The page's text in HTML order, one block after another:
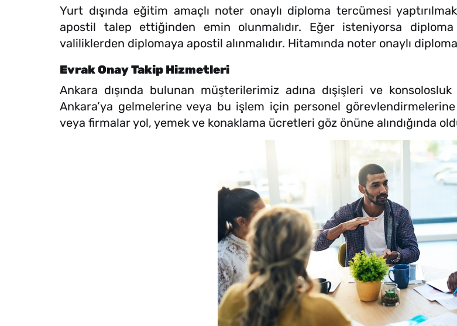
Yurt dışında eğitim amaçlı noter onaylı diploma tercümesi
apostil talep ettiğinden emin olunmalıdır. Eğer isteniyorsa
valiliklerden diplomaya apostil alınmalıdır. Hitamında noter onaylı
Evrak Onay Takip Hizmetleri
Ankara dışında bulunan müşterilerimiz adına dışişleri ve
Ankara’ya gelmelerine veya bu işlem için personel
veya firmalar yol, yemek ve konaklama ücretleri göz önüne alındığında